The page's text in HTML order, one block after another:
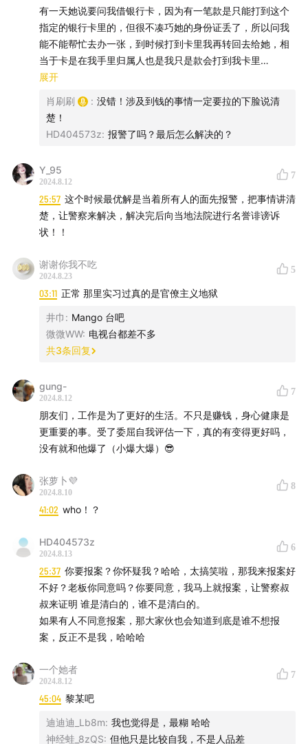
有一天她说要问我借银行卡，因为有一笔款是只能打到这个
指定的银行卡里的，但很不凑巧她的身份证丢了，所以问我
能不能帮忙去办一张，到时候打到卡里我再转回去给她，相
当于卡是在我手里归属人也是我只是款会打到我卡里
生的事情别人都在骂我为什么这种事情都愿意答应
公司陆陆续续打到我卡里的钱我都一分不少的转回去给她
方便
今年截止到六月份的时候是最晚退税时间，她突然问我要税
钱，我说我没有收到这笔钱噢，我没法给你转呀，你的该多
这个东西确实很麻烦，我刚工作的确不太懂这方面的东西）
最后这个事情闹得非常不愉快，微信上我也直接拉黑她了，
我当时的第一个想法就是，报警。
情出了，要闹，OK，那我们就闹最大。个人所得税是综合年
对方来问我要这笔退税我当然会觉得莫名其妙。
这个乌龙事件我得到的经验教训第一确实不能轻易相信别
人，哪怕对方关系再好都有可能会变成背刺的对象；第二该
硬气的时候就要硬气，凭什么要不明不白的承受冤屈；第三
也是最重要的一点，银行卡这东西为什么要借给别人！！！
展开
肖刷刷 : 没错！涉及到钱的事情一定要拉的下脸说清
楚！
HD404573z: 报警了吗？最后怎么解决的？
Y_95
2024.8.12
7
25:57 这个时候最优解是当着所有人的面先报警，把事情讲清
楚，让警察来解决，解决完后向当地法院进行名誉诽谤诉
状！！
谢谢你我不吃
2024.8.23
5
03:11 正常 那里实习过真的是官僚主义地狱
井巾 : Mango 台吧
微微WW: 电视台都差不多
共3条回复
gung-
2024.8.12
7
朋友们，工作是为了更好的生活。不只是赚钱，身心健康是
更重要的事。受了委屈自我评估一下，真的有变得更好吗，
没有就和他爆了（小爆大爆）😎
张萝卜💜
2024.8.10
8
41:02 who！？
HD404573z
2024.8.13
6
25:37 你要报案？你怀疑我？哈哈，太搞笑啦，那我来报案好
不好？老板你同意吗？你要同意，我马上就报案，让警察叔
叔来证明 谁是清白的，谁不是清白的。
如果有人不同意报案，那大家伙也会知道到底是谁不想报
案，反正不是我，哈哈哈
一个她者
2024.8.12
7
45:04 黎某吧
迪迪迪_Lb8m: 我也觉得是，最糊 哈哈
神经蛙_8zQS: 但他只是比较自我，不是人品差